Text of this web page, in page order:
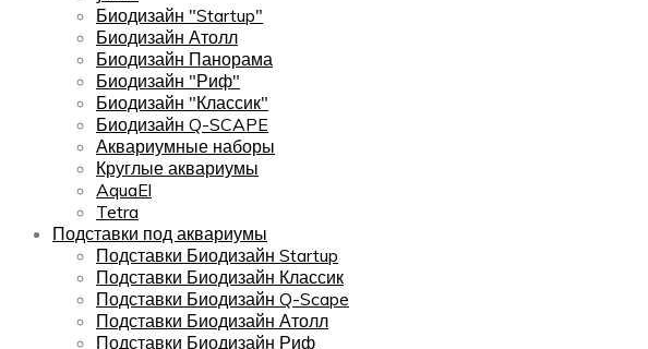
Биодизайн "Startup"
Биодизайн Атолл
Биодизайн Панорама
Биодизайн "Риф"
Биодизайн "Классик"
Биодизайн Q-SCAPE
Аквариумные наборы
Круглые аквариумы
AquaEl
Tetra
Подставки под аквариумы
Подставки Биодизайн Startup
Подставки Биодизайн Классик
Подставки Биодизайн Q-Scape
Подставки Биодизайн Атолл
Подставки Биодизайн Риф